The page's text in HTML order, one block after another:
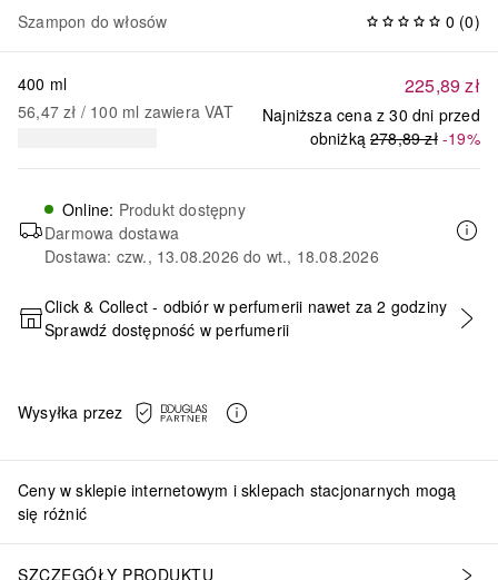
Szampon do włosów 0 (0)
225,89 zł
Najniższa cena z 30 dni przed
obniżką 278,89 zł-19%
400 ml
56,47 zł / 100 ml zawiera VAT
Online: Produkt dostępny
Darmowa dostawa
Dostawa: czw., 13.08.2026 do wt., 18.08.2026
DODAJ DO KOSZYKA
Click & Collect - odbiór w perfumerii nawet za 2 godziny
Sprawdź dostępność w perfumerii
Wysyłka przez
Ceny w sklepie internetowym i sklepach stacjonarnych mogą
się różnić
SZCZEGÓŁY PRODUKTU